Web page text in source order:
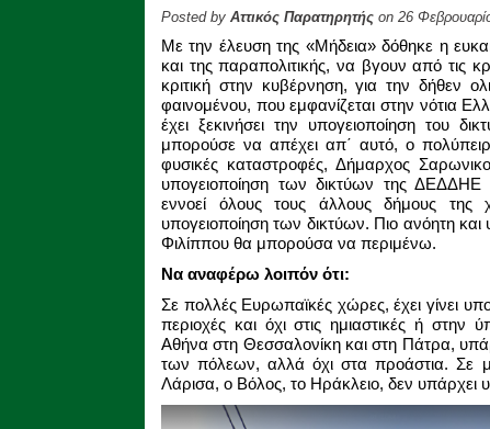
Posted by Αττικός Παρατηρητής on 26
Με την έλευση της «Μήδεια» δόθηκε η
και της παραπολιτικής, να βγουν από τις
κριτική στην κυβέρνηση, για την δήθεν
φαινομένου, που εμφανίζεται στην νότια
έχει ξεκινήσει την υπογειοποίηση του
μπορούσε να απέχει απ΄ αυτό, ο
φυσικές καταστροφές, Δήμαρχος
υπογειοποίηση των δικτύων της
εννοεί όλους τους άλλους δήμους
υπογειοποίηση των δικτύων. Πιο ανόητη
Φιλίππου θα μπορούσα να περιμένω.
Να αναφέρω λοιπόν ότι:
Σε πολλές Ευρωπαϊκές χώρες, έχει γίνει
περιοχές και όχι στις ημιαστικές ή στην
Αθήνα στη Θεσσαλονίκη και στη Πάτρα,
των πόλεων, αλλά όχι στα προάστια. Σε
Λάρισα, ο Βόλος, το Ηράκλειο, δεν υπάρχει